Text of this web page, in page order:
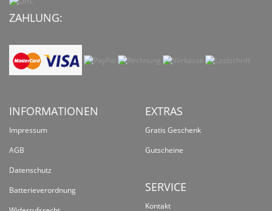
ZAHLUNG:
INFORMATIONEN
Impressum
AGB
Datenschutz
Batterieverordnung
EXTRAS
Gratis Geschenk
Gutscheine
SERVICE
Kontakt